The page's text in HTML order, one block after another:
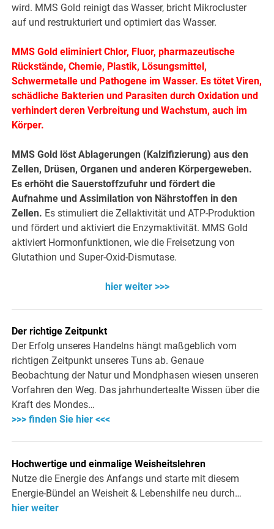
wird. MMS Gold reinigt das Wasser, bricht Mikrocluster
auf und restrukturiert und optimiert das Wasser.
MMS Gold eliminiert Chlor, Fluor, pharmazeutische
Rückstände, Chemie, Plastik, Lösungsmittel,
Schwermetalle und Pathogene im Wasser. Es tötet Viren,
schädliche Bakterien und Parasiten durch Oxidation und
verhindert deren Verbreitung und Wachstum, auch im
Körper.
MMS Gold löst Ablagerungen (Kalzifizierung) aus den
Zellen, Drüsen, Organen und anderen Körpergeweben.
Es erhöht die Sauerstoffzufuhr und fördert die
Aufnahme und Assimilation von Nährstoffen in den
Zellen. Es stimuliert die Zellaktivität und ATP-Produktion
und fördert und aktiviert die Enzymaktivität. MMS Gold
aktiviert Hormonfunktionen, wie die Freisetzung von
Glutathion und Super-Oxid-Dismutase.
hier weiter >>>
Der richtige Zeitpunkt
Der Erfolg unseres Handelns hängt maßgeblich vom
richtigen Zeitpunkt unseres Tuns ab. Genaue
Beobachtung der Natur und Mondphasen wiesen unseren
Vorfahren den Weg. Das jahrhundertealte Wissen über die
Kraft des Mondes…
>>> finden Sie hier <<<
Hochwertige und einmalige Weisheitslehren
Nutze die Energie des Anfangs und starte mit diesem
Energie-Bündel an Weisheit & Lebenshilfe neu durch…
hier weiter